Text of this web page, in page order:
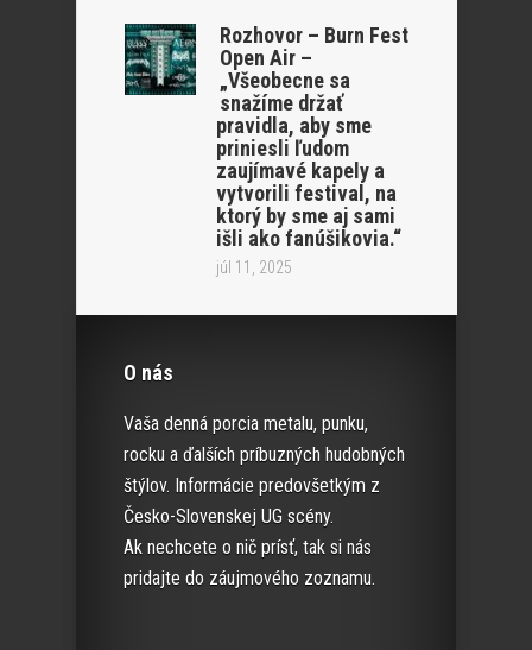
Rozhovor – Burn Fest
Open Air –
„Všeobecne sa
snažíme držať
pravidla, aby sme
priniesli ľudom
zaujímavé kapely a
vytvorili festival, na
ktorý by sme aj sami
išli ako fanúšikovia.“
júl 11, 2025
O nás
Vaša denná porcia metalu, punku,
rocku a ďalších príbuzných hudobných
štýlov. Informácie predovšetkým z
Česko-Slovenskej UG scény.
Ak nechcete o nič prísť, tak si nás
pridajte do záujmového zoznamu.